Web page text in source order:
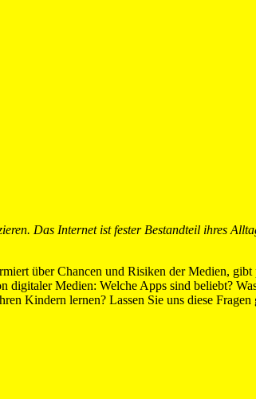
Das Internet ist fester Bestandteil ihres
über Chancen und Risiken der Medien,
Medien: Welche Apps sind beliebt?
Kindern lernen? Lassen Sie uns diese Fragen